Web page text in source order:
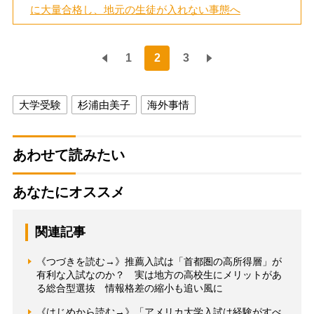
に大量合格し、地元の生徒が入れない事態へ
1 2 3
大学受験 杉浦由美子 海外事情
あわせて読みたい
あなたにオススメ
関連記事
《つづきを読む→》推薦入試は「首都圏の高所得層」が
有利な入試なのか？ 実は地方の高校生にメリットがあ
る総合型選抜 情報格差の縮小も追い風に
《はじめから読む→》「アメリカ大学入試は経験がすべ